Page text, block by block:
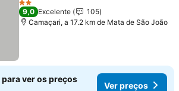
2 Estrelas
9,0 Excelente
105
Camaçari, a 17.2 km de Mata de São João
ver os preços
Ver preços